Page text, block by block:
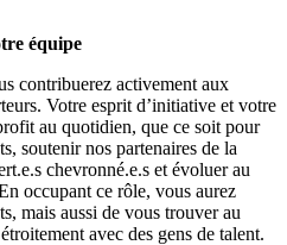
équipe
contribuerez activement aux
Votre esprit d’initiative et votre
au quotidien, que ce soit pour
soutenir nos partenaires de la
chevronné.e.s et évoluer au
occupant ce rôle, vous aurez
mais aussi de vous trouver au
avec des gens de talent.